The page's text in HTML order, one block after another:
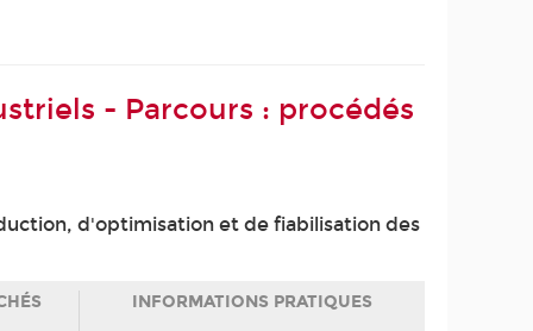
- Parcours : procédés
d'optimisation et de fiabilisation des
INFORMATIONS PRATIQUES